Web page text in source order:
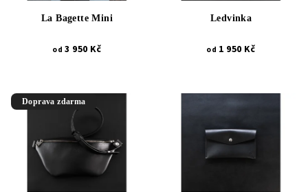
La Bagette Mini
od 3 950 Kč
Ledvinka
od 1 950 Kč
Doprava zdarma